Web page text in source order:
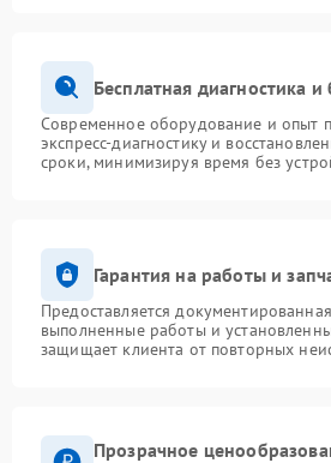
Бесплатная диагностика
Современное оборудование и опыт
экспресс-диагностику и
сроки, минимизируя время без
Гарантия на работы и
Предоставляется
выполненные работы и
защищает клиента от повторных
Прозрачное